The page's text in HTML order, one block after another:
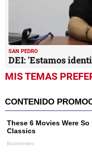
SAN PEDRO
DEI: 'Estamos
MIS TEMAS